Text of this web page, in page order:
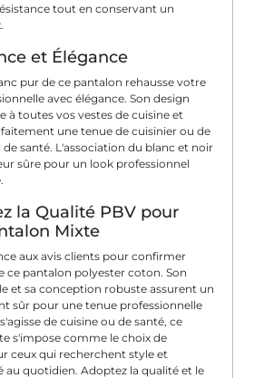
tout en conservant un
et Élégance
pur de ce pantalon rehausse votre
avec élégance. Son design
à toutes vos vestes de cuisine et
une tenue de cuisinier ou de
de santé. L'association du blanc et noir
sûre pour un look professionnel
la Qualité PBV pour
Mixte
aux avis clients pour confirmer
ce pantalon polyester coton. Son
et sa conception robuste assurent un
sûr pour une tenue professionnelle
de cuisine ou de santé, ce
s'impose comme le choix de
ceux qui recherchent style et
au quotidien. Adoptez la qualité et le